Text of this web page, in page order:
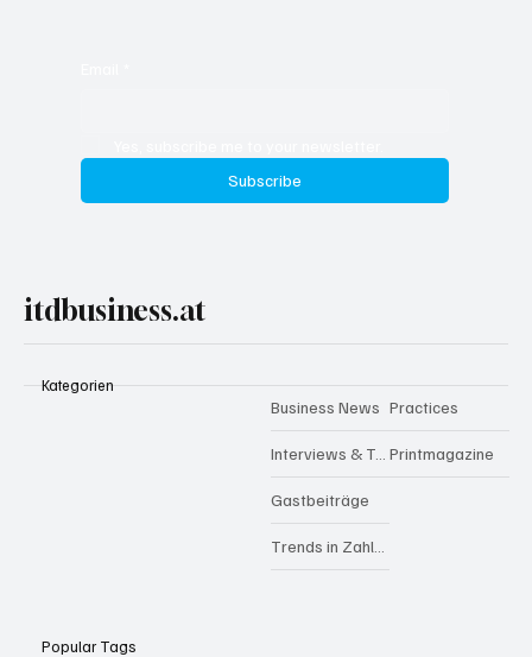
Subscribe
itdbusiness.at
Kategorien
Business News
Interviews & Talks
Gastbeiträge
Practices
Printmagazine
Popular Tags